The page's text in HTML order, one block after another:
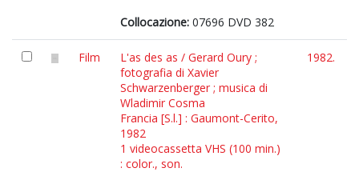
Collocazione: 07696 DVD 382
Film
L'as des as / Gerard Oury ;
fotografia di Xavier
Schwarzenberger ; musica di
Wladimir Cosma
Francia [S.l.] : Gaumont-Cerito,
1982
1 videocassetta VHS (100 min.)
: color., son.
1982.